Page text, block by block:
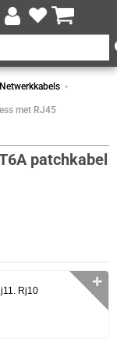
Netwerkkabels
met RJ45
patchkabel
Rj10
✛